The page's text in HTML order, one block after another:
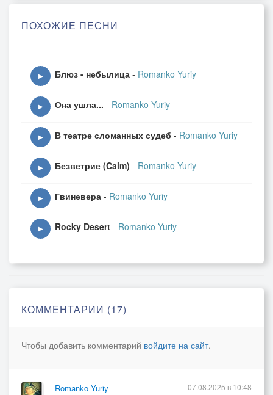
ПОХОЖИЕ ПЕСНИ
▶ Блюз - небылица - Romanko Yuriy
▶ Она ушла... - Romanko Yuriy
▶ В театре сломанных судеб - Romanko Yuriy
▶ Безветрие (Calm) - Romanko Yuriy
▶ Гвиневера - Romanko Yuriy
▶ Rocky Desert - Romanko Yuriy
КОММЕНТАРИИ (17)
Чтобы добавить комментарий войдите на сайт.
Romanko Yuriy
07.08.2025 в 10:48